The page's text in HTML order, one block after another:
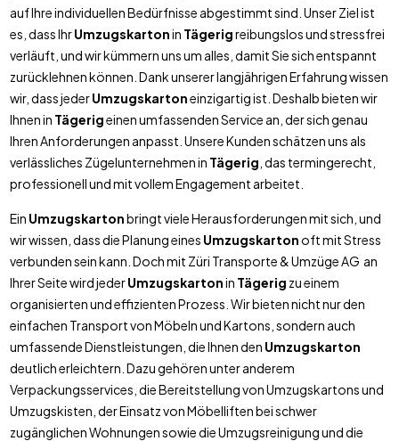
auf Ihre individuellen Bedürfnisse abgestimmt sind. Unser Ziel ist
es, dass IhrUmzugskartonin Tägerigreibungslos und stressfrei
verläuft, und wir kümmern uns um alles, damit Sie sich entspannt
zurücklehnen können. Dank unserer langjährigen Erfahrung wissen
wir, dass jederUmzugskartoneinzigartig ist. Deshalb bieten wir
Ihnen in Tägerigeinen umfassenden Service an, der sich genau
Ihren Anforderungen anpasst. Unsere Kunden schätzen uns als
verlässliches Zügelunternehmen in Tägerig , das termingerecht,
professionell und mit vollem Engagement arbeitet.
Ein Umzugskartonbringt viele Herausforderungen mit sich, und
wir wissen, dass die Planung eines Umzugskartonoft mit Stress
verbunden sein kann. Doch mit Züri Transporte & Umzüge AG an
Ihrer Seite wird jederUmzugskartonin Tägerig zu einem
organisierten und effizienten Prozess. Wir bieten nicht nur den
einfachen Transport von Möbeln und Kartons, sondern auch
umfassende Dienstleistungen, die Ihnen den Umzugskarton
deutlich erleichtern. Dazu gehören unter anderem
Verpackungsservices, die Bereitstellung von Umzugskartons und
Umzugskisten, der Einsatz von Möbelliften bei schwer
zugänglichen Wohnungen sowie die Umzugsreinigung und die